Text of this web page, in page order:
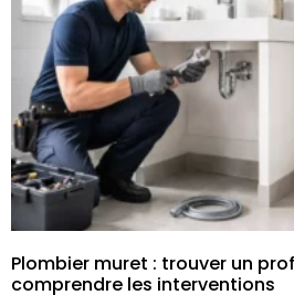
Plombier muret : trouver un
comprendre les interventions